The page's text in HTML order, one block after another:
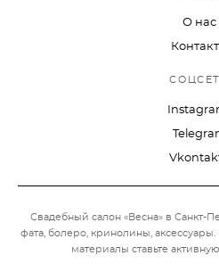
О нас
Свадебный салон «Весна» в Санкт-
фата, болеро, кринолины, аксессуары.
материалы ставьте